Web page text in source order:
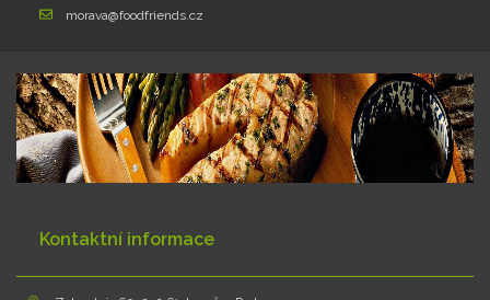
morava@foodfriends.cz
Kontaktní informace